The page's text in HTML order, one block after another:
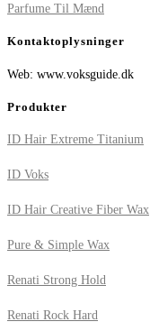
Parfume Til Mænd
Kontaktoplysninger
Web: www.voksguide.dk
Produkter
ID Hair Extreme Titanium
ID Voks
ID Hair Creative Fiber Wax
Pure & Simple Wax
Renati Strong Hold
Renati Rock Hard